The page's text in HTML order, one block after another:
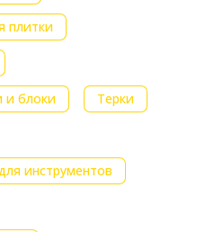
плитки
и блоки Терки
инструментов